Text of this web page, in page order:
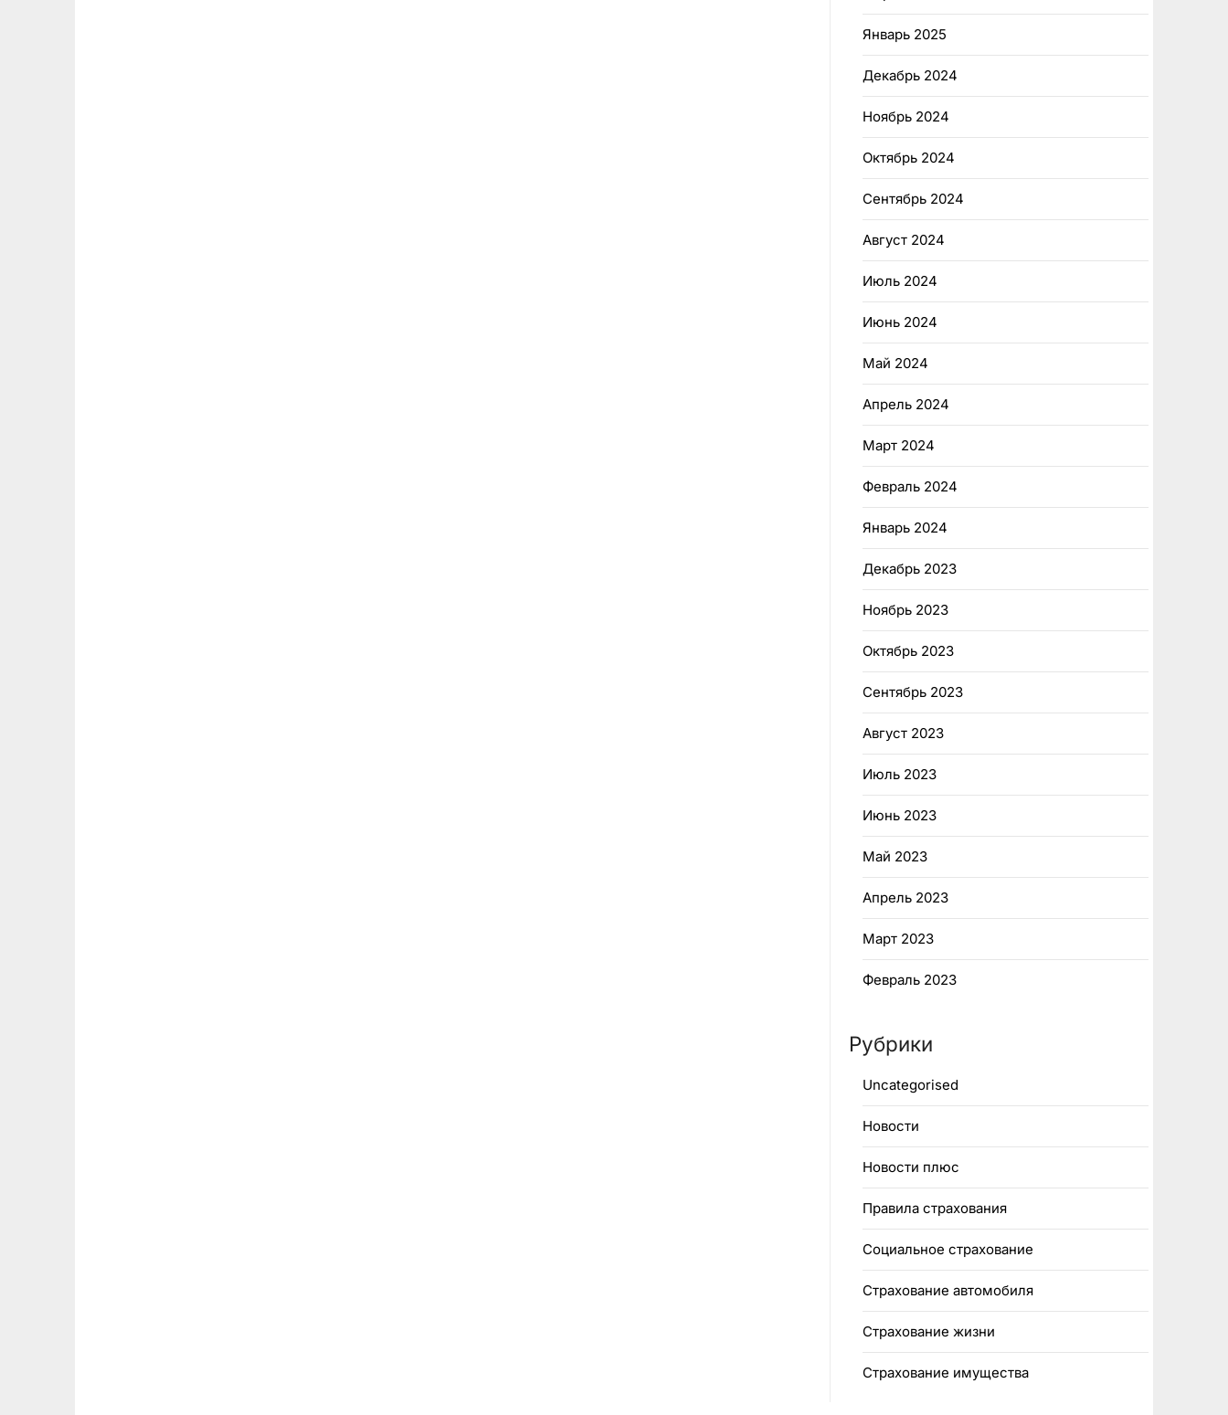
Январь 2025
Декабрь 2024
Ноябрь 2024
Октябрь 2024
Сентябрь 2024
Август 2024
Июль 2024
Июнь 2024
Май 2024
Апрель 2024
Март 2024
Февраль 2024
Январь 2024
Декабрь 2023
Ноябрь 2023
Октябрь 2023
Сентябрь 2023
Август 2023
Июль 2023
Июнь 2023
Май 2023
Апрель 2023
Март 2023
Февраль 2023
Рубрики
Uncategorised
Новости
Новости плюс
Правила страхования
Социальное страхование
Страхование автомобиля
Страхование жизни
Страхование имущества